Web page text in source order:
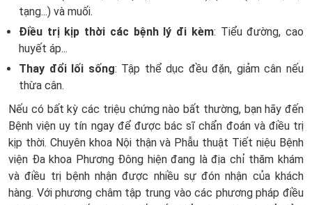
tạng...) và muối.
Điều trị kịp thời các bệnh lý đi kèm: Tiểu đường, cao
huyết áp...
Thay đổi lối sống: Tập thể dục đều đặn, giảm cân nếu
thừa cân.
Nếu có bất kỳ các triệu chứng nào bất thường, bạn hãy đến
Bệnh viện uy tín ngay để được bác sĩ chẩn đoán và điều trị
kịp thời. Chuyên khoa Nội thận và Phẫu thuật Tiết niệu Bệnh
viện Đa khoa Phương Đông hiện đang là địa chỉ thăm khám
và điều trị bệnh nhận được nhiều sự đón nhận của khách
hàng. Với phương châm tập trung vào các phương pháp điều